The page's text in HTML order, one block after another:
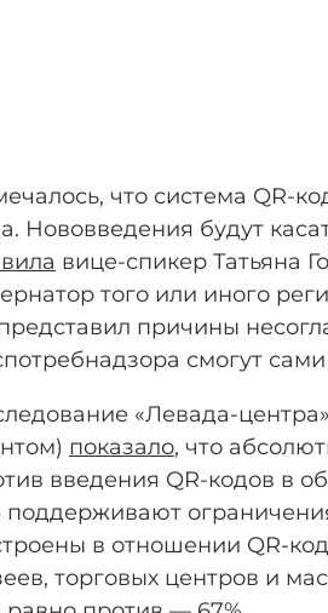
что система QR-
Нововведения будут
вице-спикер Татьяна
того или иного
причины
смогут
«Левада-
показало, что
введения QR-кодов в
поддерживают
в отношении QR-
торговых центров и